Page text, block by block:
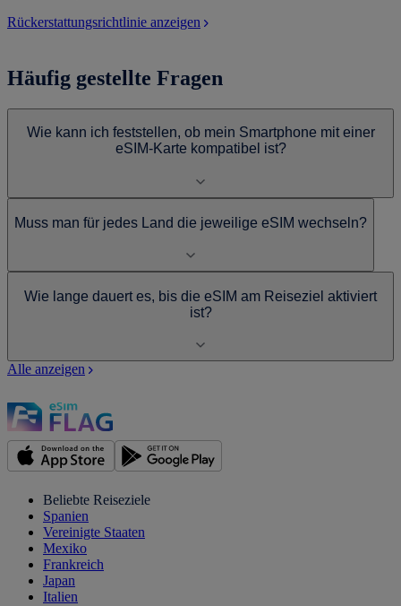
Rückerstattungsrichtlinie anzeigen
Häufig gestellte Fragen
Wie kann ich feststellen, ob mein Smartphone mit einer
eSIM-Karte kompatibel ist?
Muss man für jedes Land die jeweilige eSIM wechseln?
Wie lange dauert es, bis die eSIM am Reiseziel aktiviert
ist?
Alle anzeigen
Beliebte Reiseziele
Spanien
Vereinigte Staaten
Mexiko
Frankreich
Japan
Italien